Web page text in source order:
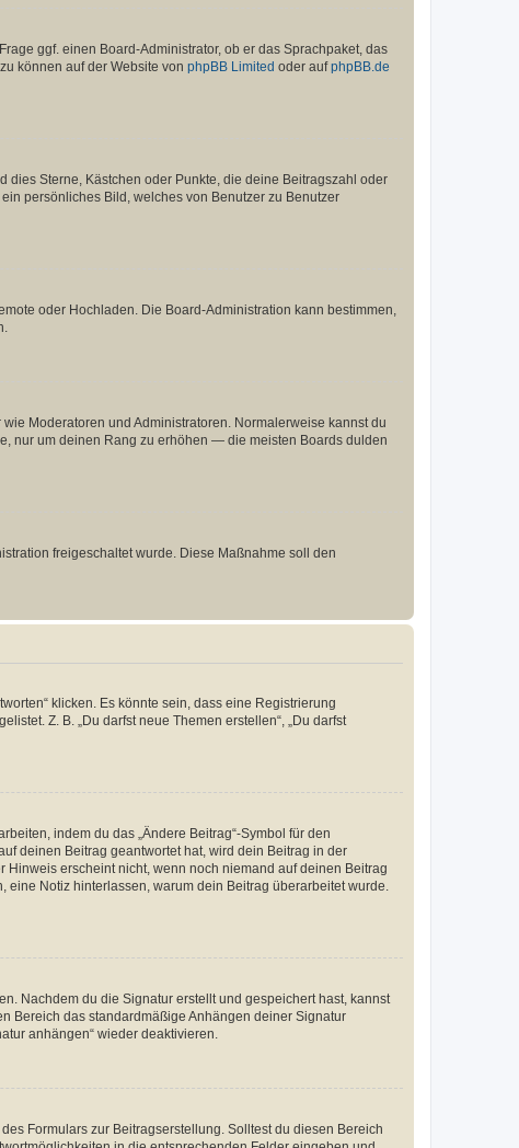
ggf. einen Board-Administrator, ob er das Sprachpaket, das
können auf der Website von phpBB Limited oder aufphpBB.de
dies Sterne, Kästchen oder Punkte, die deine Beitragszahl oder
persönliches Bild, welches von Benutzer zu Benutzer
oder Hochladen. Die Board-Administration kann bestimmen,
Moderatoren und Administratoren. Normalerweise kannst du
nur um deinen Rang zu erhöhen — die meisten Boards dulden
freigeschaltet wurde. Diese Maßnahme soll den
klicken. Es könnte sein, dass eine Registrierung
Z. B. „Du darfst neue Themen erstellen“, „Du darfst
indem du das „Ändere Beitrag“-Symbol für den
deinen Beitrag geantwortet hat, wird dein Beitrag in der
erscheint nicht, wenn noch niemand auf deinen Beitrag
Notiz hinterlassen, warum dein Beitrag überarbeitet wurde.
Nachdem du die Signatur erstellt und gespeichert hast, kannst
Bereich das standardmäßige Anhängen deiner Signatur
anhängen“ wieder deaktivieren.
Formulars zur Beitragserstellung. Solltest du diesen Bereich